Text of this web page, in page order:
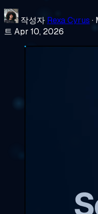
작성자 Rexa Cyrus ·
트 Apr 10, 2026